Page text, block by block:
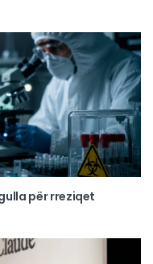
për rreziqet